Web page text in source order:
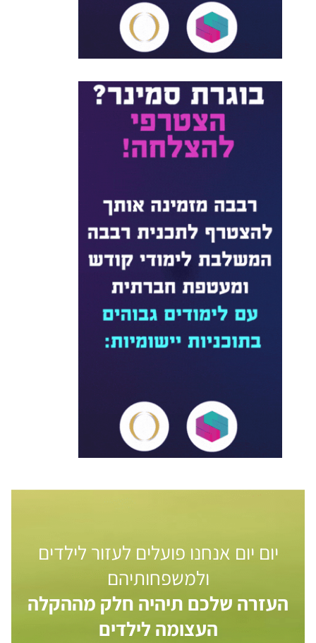
יום יום אנחנו פועלים לעזור לילדים
ולמשפחותיהם
העזרה שלכם תיהיה חלק מההקלה
העצומה לילדים